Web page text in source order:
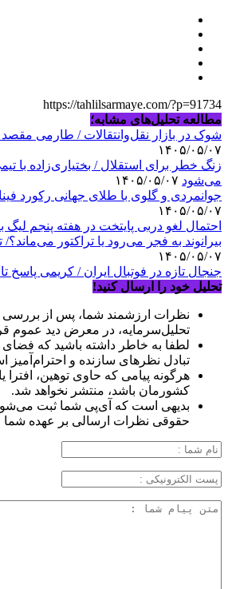
https://tahlilsarmaye.com/?p=91734
مطالعه تحلیل‌های مشابه؛
شوک در بازار نقل‌وانتقالات / طارمی مقصد
۱۴۰۵/۰۵/۰۷
زنگ خطر برای استقلال / بختیاری‌زاده با
می‌شود
جوانمردی و گلوی با طلای جهانی رکورد
۱۴۰۵/۰۵/۰۷
احتمال لغو دربی پایتخت در هفته پنجم لیگ
بیرانوند به فجر می‌رود یا تراکتور
۱۴۰۵/۰۵/۰۷
جنجال تازه در فوتبال ایران / کریمی پاسخ
تحلیل خود را ارسال کنید!
نظرات ارزشمند شما، پس از
تحلیل‌سرمایه، در معرض دید عموم
لطفا به خاطر داشته باشید که
تبادل نظرهای سازنده و احترام‌آمیز
هرگونه پیامی که حاوی توهین، افترا
کشورمان باشد، منتشر نخواهد شد.
بدیهی است که آی‌پی شما ثبت
حقوقی نظرات ارسالی بر عهده شما